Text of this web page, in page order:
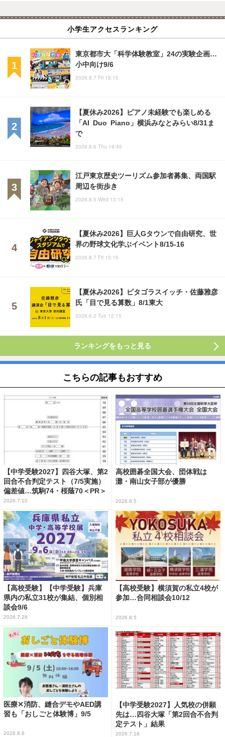
小学生アクセスランキング
東京都市大「科学体験教室」24の実験企画…
小中向け9/6
2026.8.7 Fri 18:15
【夏休み2026】ピアノ未経験でも楽しめる
「AI Duo Piano」横浜みなとみらい8/31ま
で
2026.8.6 Thu 19:45
江戸東京歴史ツーリズム参加者募集、両国駅
周辺を街歩き
2026.8.5 Wed 13:15
【夏休み2026】巨人Gタウンで自由研究、世
界の野球文化学ぶイベント8/15-16
2026.8.7 Fri 15:15
【夏休み2026】ピタゴラスイッチ・佐藤雅彦
氏「目で見る算数」8/1東大
2026.6.2 Tue 12:15
ランキングをもっと見る
こちらの記事もおすすめ
【中学受験2027】四谷大塚、第2
回合不合判定テスト（7/5実施）
偏差値…筑駒74・桜蔭70＜PR＞
2026.7.10
高校囲碁全国大会、団体戦は
灘・南山女子部が優勝
2026.8.5
【高校受験】【中学受験】兵庫
県内の私立31校が集結、個別相
談会9/6
2026.7.28
【高校受験】横須賀の私立4校が
参加…合同相談会10/12
2026.8.5
医療✕消防、縫合デモやAED講
習も「おしごと体験博」9/5
2026.8.6
【中学受験2027】人気校の併願
先は…四谷大塚「第2回合不合判
定テスト」結果
2026.7.16